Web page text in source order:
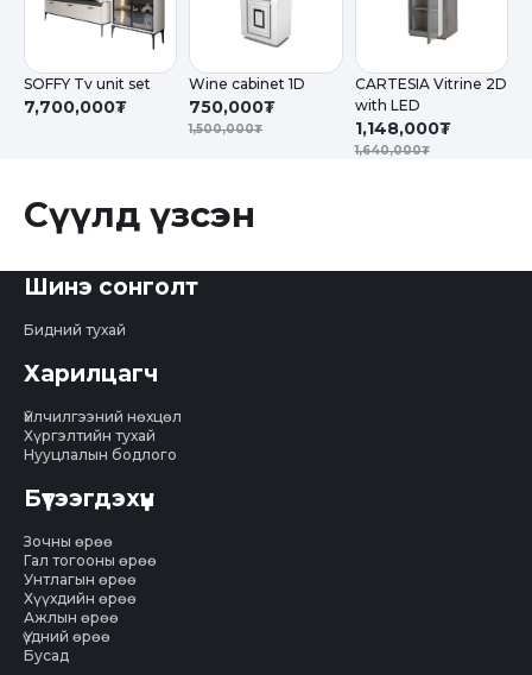
SOFFY Tv unit set
7,700,000₮
Wine cabinet 1D
750,000₮
1,500,000₮
CARTESIA Vitrine 2D
with LED
1,148,000₮
1,640,000₮
Сүүлд үзсэн
Шинэ сонголт
Бидний тухай
Харилцагч
Үйлчилгээний нөхцөл
Хүргэлтийн тухай
Нууцлалын бодлого
Бүтээгдэхүүн
Зочны өрөө
Гал тогооны өрөө
Унтлагын өрөө
Хүүхдийн өрөө
Ажлын өрөө
Үүдний өрөө
Бусад